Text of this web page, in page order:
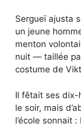
Sergueï ajusta
un jeune
menton
nuit — taillée
costume de
Il fêtait ses dix-
le soir, mais
l’école sonnait